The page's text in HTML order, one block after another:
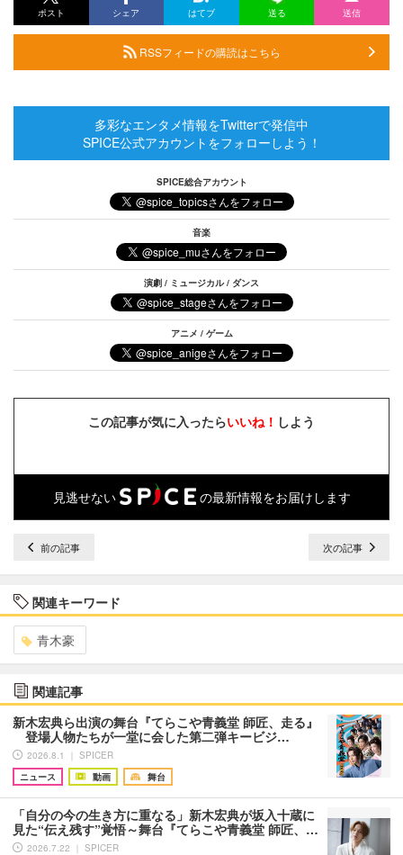
ポスト シェア はてブ 送る 送信
RSSフィードの購読はこちら
多彩なエンタメ情報をTwitterで発信中
SPICE公式アカウントをフォローしよう！
SPICE総合アカウント
音楽
演劇 / ミュージカル / ダンス
アニメ / ゲーム
この記事が気に入ったらいいね！ しよう
見逃せない の最新情報をお届けします
前の記事 次の記事
関連キーワード
青木豪
関連記事
新木宏典ら出演の舞台『てらこや青義堂 師匠、走る』
登場人物たちが一堂に会した第二弾キービジ…
2026.8.1 ｜ SPICER
ニュース
動画 舞台
「自分の今の生き方に重なる」新木宏典が坂入十蔵に
見た“伝え残す”覚悟～舞台『てらこや青義堂 師匠、…
2026.7.22 ｜ SPICER